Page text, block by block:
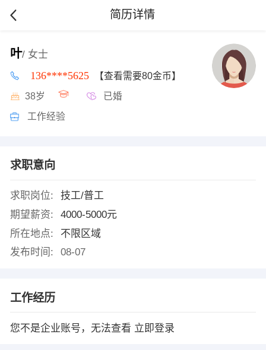
简历详情
叶/ 女士
136****5625 【查看需要80金币】
38岁 已婚
工作经验
求职意向
求职岗位:
技工/普工
期望薪资:
4000-5000元
所在地点:
不限区域
发布时间:
08-07
工作经历
您不是企业账号，无法查看 立即登录